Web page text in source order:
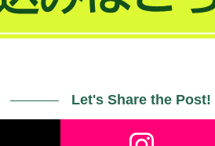
Let's Share the Post!